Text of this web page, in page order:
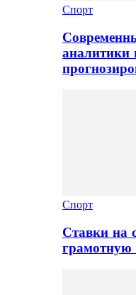
Спорт
аналитики
Спорт
Ставки на
грамотную